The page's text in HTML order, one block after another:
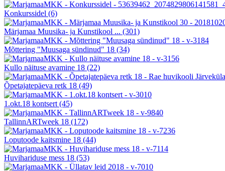
Konkurssidel (6)
Märjamaa Muusika- ja Kunstikool ... (301)
Mõttering "Muusaga sündinud" 18 (34)
Kullo näituse avamine 18 (22)
Õpetajatepäeva retk 18 (49)
1.okt.18 kontsert (45)
TallinnARTweek 18 (172)
Loputoode kaitsmine 18 (44)
Huvihariduse mess 18 (53)